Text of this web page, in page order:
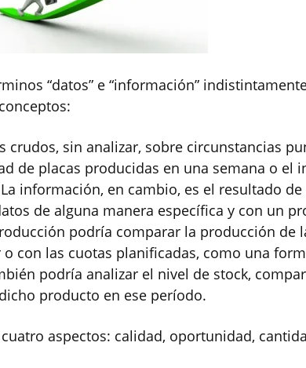
“datos” e “información”
crudos, sin analizar, sobre circunstancias
de placas producidas en una semana o el
información, en cambio, es el resultado
de alguna manera específica y con un
podría comparar la producción de
con las cuotas planificadas, como una
podría analizar el nivel de stock,
producto en ese período.
aspectos: calidad, oportunidad,